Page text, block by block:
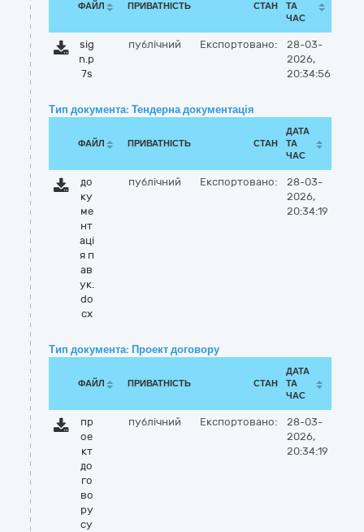
ФАЙЛ ПРИВАТНІСТЬ СТАН
ТА
ЧАС
sig
n.p
7s
публічний Експортовано:
28-03-
2026,
20:34:56
Тип документа: Тендерна документація
ФАЙЛ ПРИВАТНІСТЬ СТАН
ДАТА
ТА
ЧАС
до
ку
ме
нт
аці
я п
ав
ук.
do
cx
публічний Експортовано:
28-03-
2026,
20:34:19
Тип документа: Проект договору
ФАЙЛ ПРИВАТНІСТЬ СТАН
ДАТА
ТА
ЧАС
пр
ое
кт
до
го
во
ру
су
публічний Експортовано:
28-03-
2026,
20:34:19